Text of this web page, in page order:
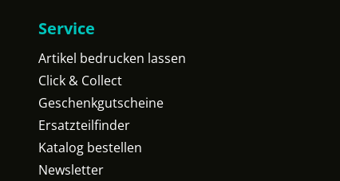
Service
Artikel bedrucken lassen
Click & Collect
Geschenkgutscheine
Ersatzteilfinder
Katalog bestellen
Newsletter